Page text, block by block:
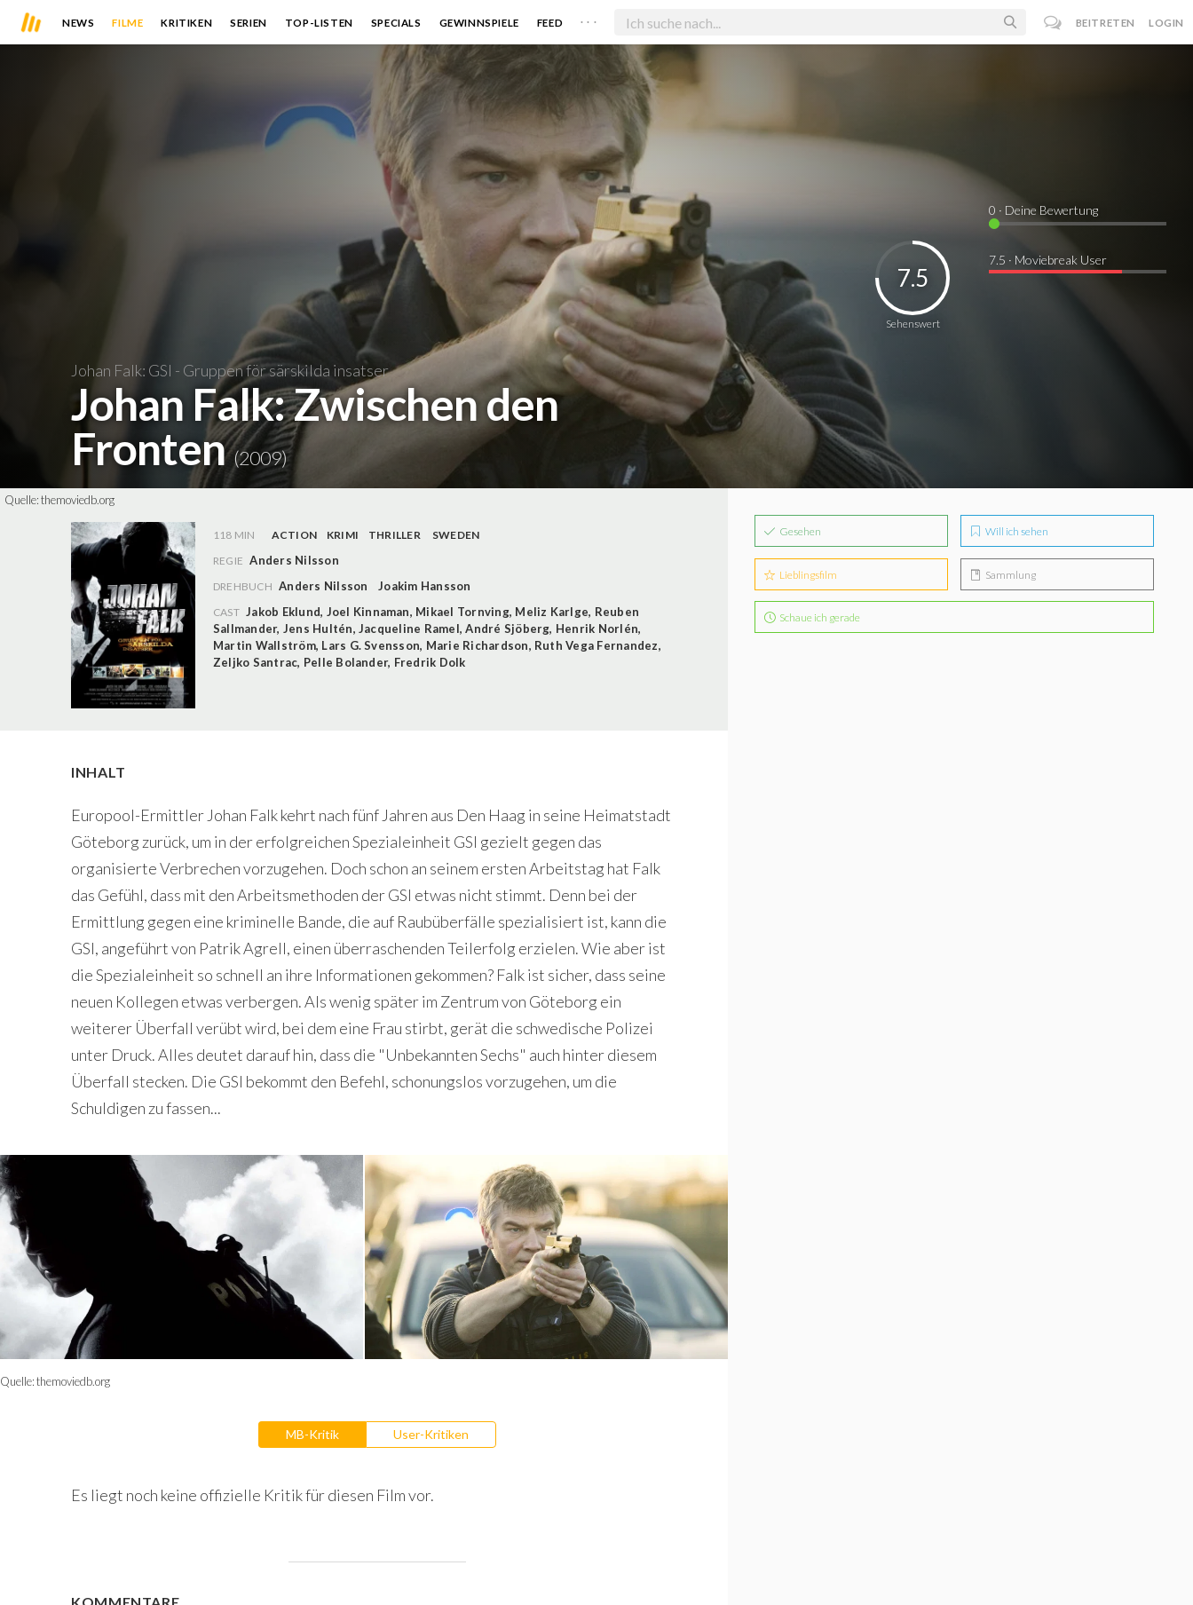
NEWS FILME KRITIKEN SERIEN TOP-LISTEN SPECIALS GEWINNSPIELE FEED . . . BEITRETEN LOGIN
Johan Falk: GSI - Gruppen för särskilda insatser
Johan Falk: Zwischen den
Fronten(2009)
Sehenswert
7.5
0 · Deine Bewertung
7.5 · Moviebreak User
Quelle:themoviedb.org
118 MIN ACTION KRIMI THRILLER
SWEDEN
REGIE Anders Nilsson
DREHBUCH Anders Nilsson Joakim Hansson
CAST Jakob Eklund, Joel Kinnaman, Mikael Tornving, Meliz Karlge, Reuben
Sallmander, Jens Hultén,Jacqueline Ramel,André Sjöberg, Henrik Norlén,
Martin Wallström, Lars G. Svensson, Marie Richardson, Ruth Vega Fernandez,
Zeljko Santrac, Pelle Bolander, Fredrik Dolk
INHALT
Europool-Ermittler Johan Falk kehrt nach fünf Jahren aus Den Haag in seine Heimatstadt
Göteborg zurück, um in der erfolgreichen Spezialeinheit GSI gezielt gegen das
organisierte Verbrechen vorzugehen. Doch schon an seinem ersten Arbeitstag hat Falk
das Gefühl, dass mit den Arbeitsmethoden der GSI etwas nicht stimmt. Denn bei der
Ermittlung gegen eine kriminelle Bande, die auf Raubüberfälle spezialisiert ist, kann die
GSI, angeführt von Patrik Agrell, einen überraschenden Teilerfolg erzielen. Wie aber ist
die Spezialeinheit so schnell an ihre Informationen gekommen? Falk ist sicher, dass seine
neuen Kollegen etwas verbergen. Als wenig später im Zentrum von Göteborg ein
weiterer Überfall verübt wird, bei dem eine Frau stirbt, gerät die schwedische Polizei
unter Druck. Alles deutet darauf hin, dass die "Unbekannten Sechs" auch hinter diesem
Überfall stecken. Die GSI bekommt den Befehl, schonungslos vorzugehen, um die
Schuldigen zu fassen...
Quelle:themoviedb.org
MB-Kritik User-Kritiken
Es liegt noch keine offizielle Kritik für diesen Film vor.
KOMMENTARE
Gesehen Will ich sehen
Lieblingsfilm Sammlung
Schaue ich gerade